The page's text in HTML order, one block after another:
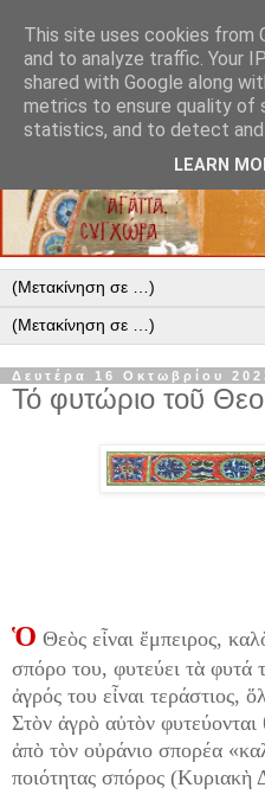
Δευτέρα 16 Οκτωβρίου
Τό φυτώριο τοῦ
Ὁ Θεὸς εἶναι ἔμπειρος,
σπόρο του, φυτεύει τὰ φυτά
ἀγρός του εἶναι τεράστιος,
Στὸν ἀγρὸ αὐτὸν φυτεύονται
ἀπὸ τὸν οὐράνιο σπορέα
ποιότητας σπόρος (Κυριακὴ
This site uses cookies from
and to analyze traffic. Your
shared with Google along
metrics to ensure quality of
statistics, and to detect and
LEARN